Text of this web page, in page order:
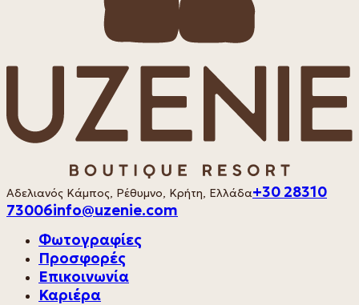
Αδελιανός Κάμπος, Ρέθυμνο, Κρήτη, Ελλάδα+30 28310
73006info@uzenie.com
Φωτογραφίες
Προσφορές
Επικοινωνία
Καριέρα